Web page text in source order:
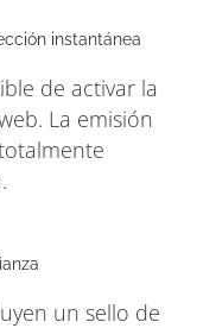
instantánea
de activar la
La emisión
un sello de